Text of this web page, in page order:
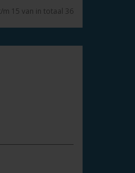
m 15 van in totaal 36